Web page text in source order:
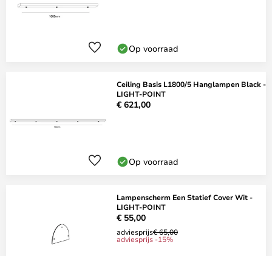
Op voorraad
Ceiling Basis L1800/5 Hanglampen Black -
LIGHT-POINT
€ 621,00
Op voorraad
Lampenscherm Een Statief Cover Wit -
LIGHT-POINT
€ 55,00
adviesprijs€ 65,00
adviesprijs -15%